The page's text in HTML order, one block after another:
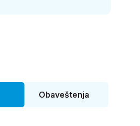
Obaveštenja